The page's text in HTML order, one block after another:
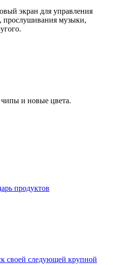
экран для управления
прослушивания музыки,
и новые цвета.
продуктов
своей следующей крупной